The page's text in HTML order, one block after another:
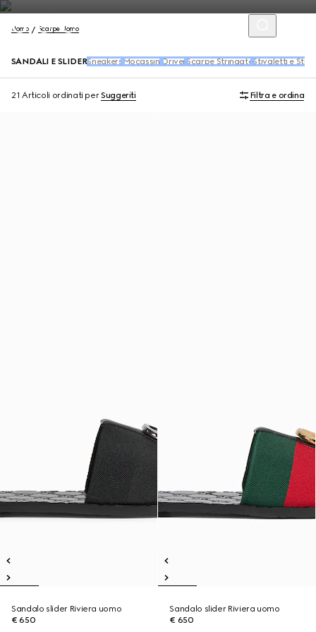
Uomo Scarpe Uomo
SANDALI E SLIDERSneakers Mocassini Driver Scarpe StringateStivaletti e
21 Articoli ordinati perSuggeriti Filtra e ordina
Sandalo slider Riviera uomo
€ 650
Sandalo slider Riviera uomo
€ 650